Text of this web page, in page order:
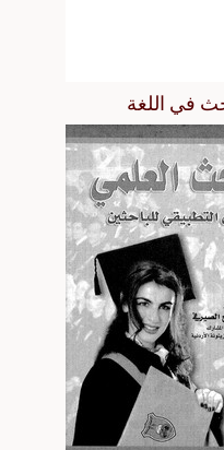
في اللغة